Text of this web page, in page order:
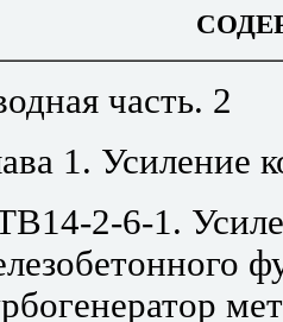
часть. 2
1. Усиление
2-6-1.